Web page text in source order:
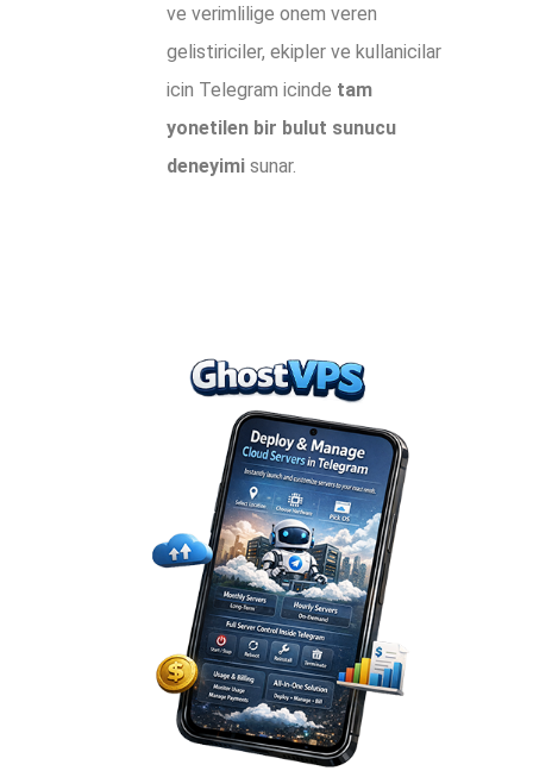
ve verimlilige onem veren
gelistiriciler, ekipler ve kullanicilar
icin Telegram icinde tam
yonetilen bir bulut sunucu
deneyimi sunar.